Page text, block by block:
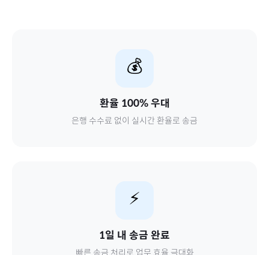
💰
환율 100% 우대
은행 수수료 없이 실시간 환율로 송금
⚡
1일 내 송금 완료
빠른 송금 처리로 업무 효율 극대화